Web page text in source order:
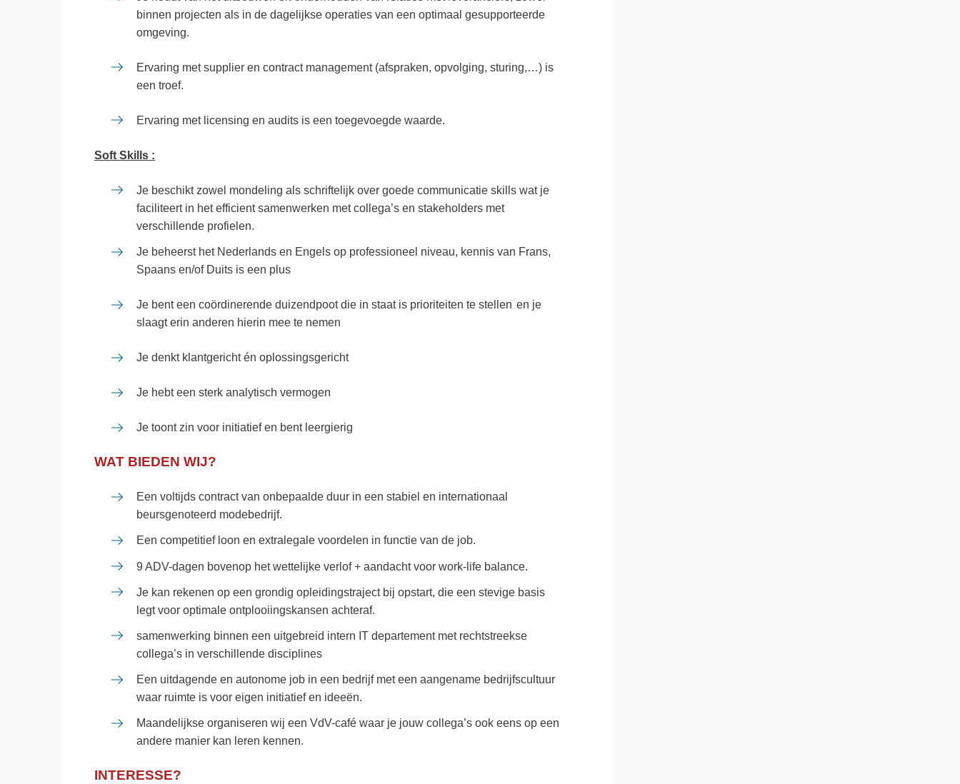
binnen projecten als in de dagelijkse operaties van een optimaal gesupporteerde
omgeving.
Ervaring met supplier en contract management (afspraken, opvolging, sturing,…) is
een troef.
Ervaring met licensing en audits is een toegevoegde waarde.
Soft Skills :
Je beschikt zowel mondeling als schriftelijk over goede communicatie skills wat je
faciliteert in het efficient samenwerken met collega’s en stakeholders met
verschillende profielen.
Je beheerst het Nederlands en Engels op professioneel niveau, kennis van Frans,
Spaans en/of Duits is een plus
Je bent een coördinerende duizendpoot die in staat is prioriteiten te stellen en je
slaagt erin anderen hierin mee te nemen
Je denkt klantgericht én oplossingsgericht
Je hebt een sterk analytisch vermogen
Je toont zin voor initiatief en bent leergierig
WAT BIEDEN WIJ?
Een voltijds contract van onbepaalde duur in een stabiel en internationaal
beursgenoteerd modebedrijf.
Een competitief loon en extralegale voordelen in functie van de job.
9 ADV-dagen bovenop het wettelijke verlof + aandacht voor work-life balance.
Je kan rekenen op een grondig opleidingstraject bij opstart, die een stevige basis
legt voor optimale ontplooiingskansen achteraf.
samenwerking binnen een uitgebreid intern IT departement met rechtstreekse
collega’s in verschillende disciplines
Een uitdagende en autonome job in een bedrijf met een aangename bedrijfscultuur
waar ruimte is voor eigen initiatief en ideeën.
Maandelijkse organiseren wij een VdV-café waar je jouw collega’s ook eens op een
andere manier kan leren kennen.
INTERESSE?